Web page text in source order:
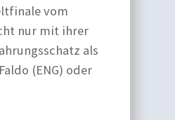
vom
nur mit ihrer
als
(ENG) oder